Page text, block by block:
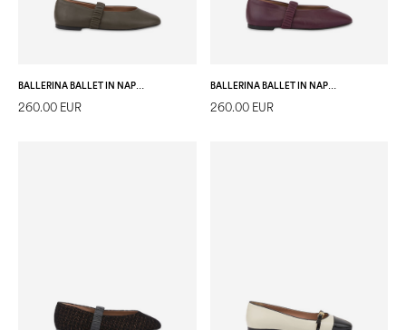
260.00 EUR
BALLERINA BALLET IN NAPPA BRUNELLO
260.00 EUR